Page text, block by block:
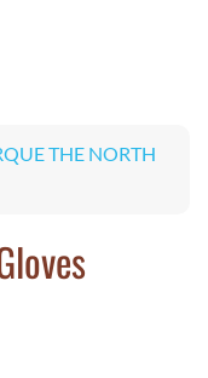
THE NORTH